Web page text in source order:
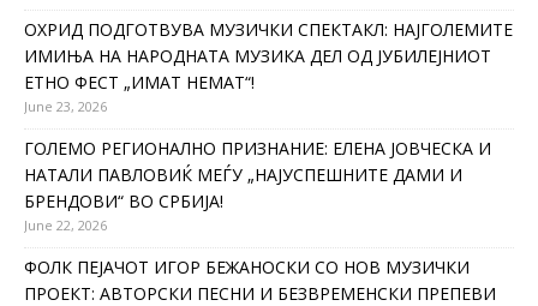
ОХРИД ПОДГОТВУВА МУЗИЧКИ СПЕКТАКЛ: НАЈГОЛЕМИТЕ
ИМИЊА НА НАРОДНАТА МУЗИКА ДЕЛ ОД ЈУБИЛЕЈНИОТ
ЕТНО ФЕСТ „ИМАТ НЕМАТ“!
June 23, 2026
ГОЛЕМО РЕГИОНАЛНО ПРИЗНАНИЕ: ЕЛЕНА ЈОВЧЕСКА И
НАТАЛИ ПАВЛОВИЌ МЕЃУ „НАЈУСПЕШНИТЕ ДАМИ И
БРЕНДОВИ“ ВО СРБИЈА!
June 22, 2026
ФОЛК ПЕЈАЧОТ ИГОР БЕЖАНОСКИ СО НОВ МУЗИЧКИ
ПРОЕКТ: АВТОРСКИ ПЕСНИ И БЕЗВРЕМЕНСКИ ПРЕПЕВИ